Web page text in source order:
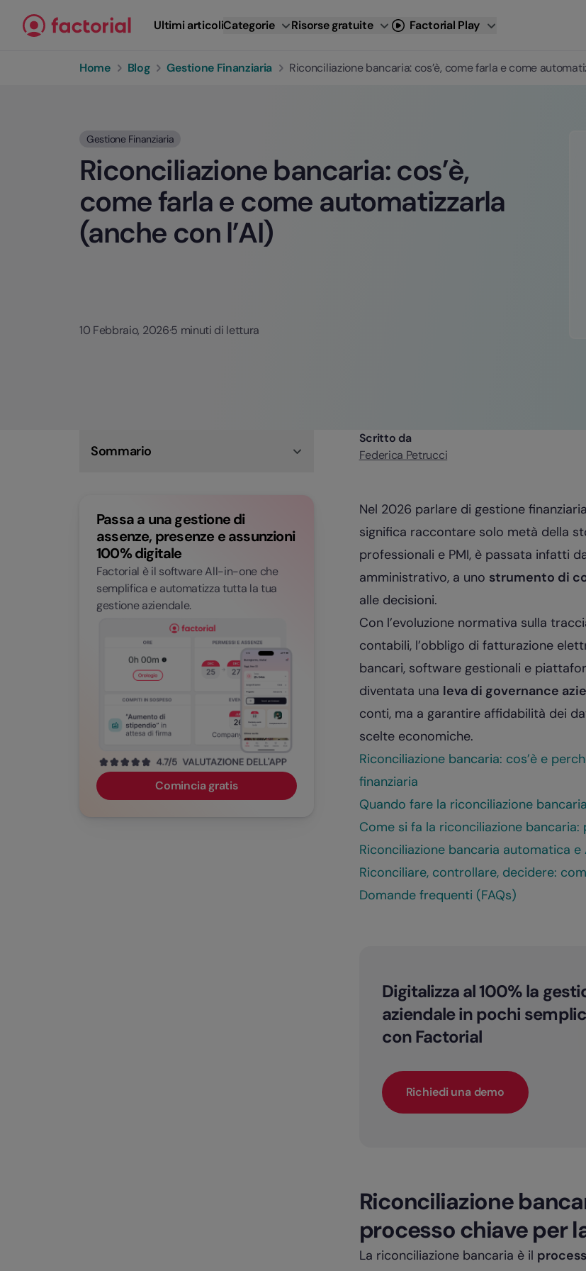
Ultimi articoliCategorie Risorse gratuite Factorial Play
Home Blog Gestione Finanziaria Riconciliazione bancaria: cos’è, come farla e come
Gestione Finanziaria
Riconciliazione bancaria: cos’è,
come farla e come automatizzarla
(anche con l’AI)
10 Febbraio, 2026·5 minuti di lettura
Sommario
vantaggi porta (anche nelle PMI)
Come si fa la riconciliazione bancaria: passaggi
pratici e controlli da non saltare
Riconciliazione bancaria automatica e AI: come
ridurre tempi, errori e attività manuali
Riconciliare, controllare, decidere: come
Factorial aiuta a tenere tutto sotto controllo
Domande frequenti (FAQs)
Passa a una gestione di
assenze, presenze e assunzioni
100% digitale
Factorial è il software All-in-one che
semplifica e automatizza tutta la tua
gestione aziendale.
Comincia gratis
Scritto da
Federica Petrucci
Nel 2026 parlare di gestione
significa raccontare solo metà della
professionali e PMI, è passata infatti
amministrativo, a uno strumento di
alle decisioni.
Con l’evoluzione normativa sulla
contabili, l’obbligo di fatturazione
bancari, software gestionali e
diventata una leva di governance
conti, ma a garantire affidabilità dei
scelte economiche.
Riconciliazione bancaria: cos’è e
finanziaria
Quando fare la riconciliazione
Come si fa la riconciliazione
Riconciliazione bancaria automatica
Riconciliare, controllare, decidere:
Domande frequenti (FAQs)
Digitalizza al 100% la
aziendale in pochi
con Factorial
Richiedi una demo
Riconciliazione
processo chiave per
La riconciliazione bancaria è il